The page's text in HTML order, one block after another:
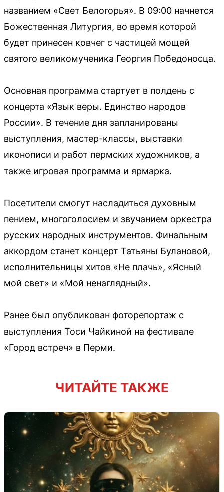
названием «Свет Белогорья». В 09:00 начнется
Божественная Литургия, во время которой
будет принесен ковчег с частицей мощей
святого великомученика Георгия Победоносца.
Основная программа стартует в полдень с
концерта «Язык веры. Единство народов
России». В течение дня запланированы
выступления, мастер-классы, выставки
иконописи и работ пермских художников, а
также игровая программа и ярмарка.
Посетители смогут насладиться духовным
пением, многоголосием и звучанием оркестра
русских народных инструментов. Финальным
аккордом станет концерт Татьяны Булановой,
исполнительницы хитов «Не плачь», «Ясный
мой свет» и «Мой ненаглядный».
Ранее был опубликован фоторепортаж с
выступления Тоси Чайкиной на фестивале
«Город встреч» в Перми.
ЧИТАЙТЕ ТАКЖЕ